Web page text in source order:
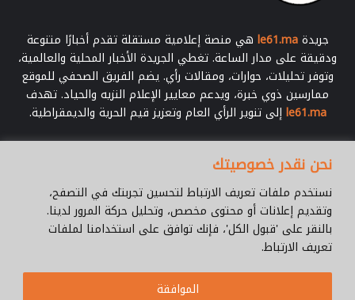
نحن نقدر خصوصيتك
نستخدم ملفات تعريف الارتباط لتحسين تجربتك في التصفح،
وتقديم إعلانات أو محتوى مخصص، وتحليل حركة المرور لدينا.
بالنقر على 'قبول الكل'، فإنك توافق على استخدامنا لملفات
تعريف الارتباط.
الموافقة
جريدةle61.ma هي منصة إعلامية مستقلة تقدم أخبارًا متنوعة
ودقيقة على مدار الساعة. تغطي الجريدة الأخبار المحلية والعالمية،
وتوفر تحليلات، حوارات، ومقالات رأي. يضم الفريق الصحفي للموقع
ممارسين ذوي خبرة، ويدعم معايير الإعلام النزيه والحياد. تهدف
le61.maإلى تنوير الرأي العام وتعزيز قيم الحرية والديمقراطية.
أدخل
بريدك
الإلكتروني
© جميع الحقوق محفوظة 2026 |
Le61.ma